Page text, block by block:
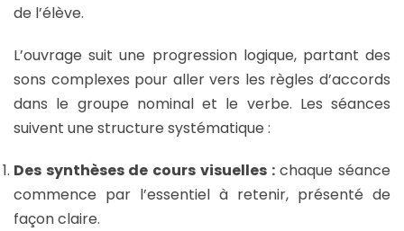
de l’élève.
L’ouvrage suit une progression logique, partant des
sons complexes pour aller vers les règles d’accords
dans le groupe nominal et le verbe. Les séances
suivent une structure systématique :
Des synthèses de cours visuelles :chaque séance
commence par l’essentiel à retenir, présenté de
façon claire.